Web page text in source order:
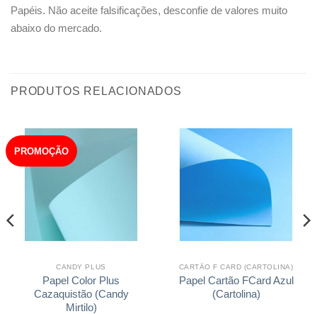
Papéis. Não aceite falsificações, desconfie de valores muito
abaixo do mercado.
PRODUTOS RELACIONADOS
PROMOÇÃO
CANDY PLUS
Papel Color Plus
Cazaquistão (Candy
Mirtilo)
CARTÃO F CARD (CARTOLINA)
Papel Cartão FCard Azul
(Cartolina)